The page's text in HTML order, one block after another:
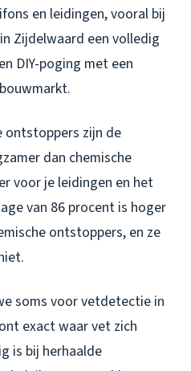
en leidingen, vooral bij
Zijdelwaard een volledig
DIY-poging met een
ontstoppers zijn de
dan chemische
voor je leidingen en het
van 86 procent is hoger
ontstoppers, en ze
soms voor vetdetectie in
exact waar vet zich
is bij herhaalde